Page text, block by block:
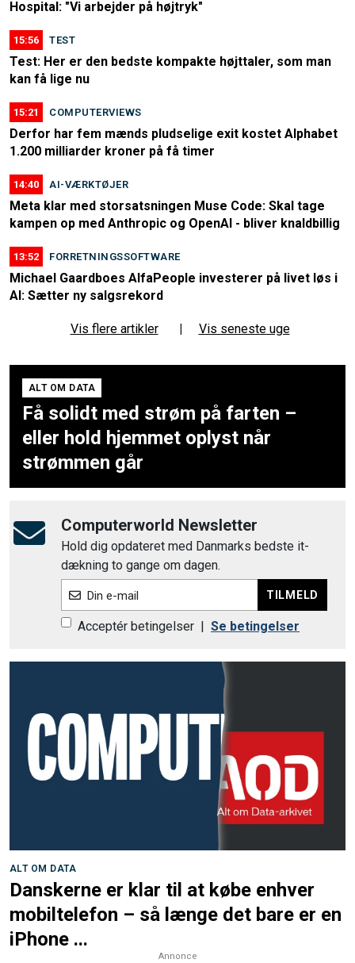
Hospital: "Vi arbejder på højtryk"
15:56 TEST
Test: Her er den bedste kompakte højttaler, som man
kan få lige nu
15:21 COMPUTERVIEWS
Derfor har fem mænds pludselige exit kostet Alphabet
1.200 milliarder kroner på få timer
14:40 AI-VÆRKTØJER
Meta klar med storsatsningen Muse Code: Skal tage
kampen op med Anthropic og OpenAI - bliver knaldbillig
13:52 FORRETNINGSSOFTWARE
Michael Gaardboes AlfaPeople investerer på livet løs i
AI: Sætter ny salgsrekord
Vis flere artikler Vis seneste uge
ALT OM DATA
Få solidt med strøm på farten –
eller hold hjemmet oplyst når
strømmen går
Computerworld Newsletter
Hold dig opdateret med Danmarks bedste it-
dækning to gange om dagen.
Din e-mail TILMELD
Acceptér betingelser Se betingelser
ALT OM DATA
Danskerne er klar til at købe enhver
mobiltelefon – så længe det bare er en
iPhone ...
Annonce